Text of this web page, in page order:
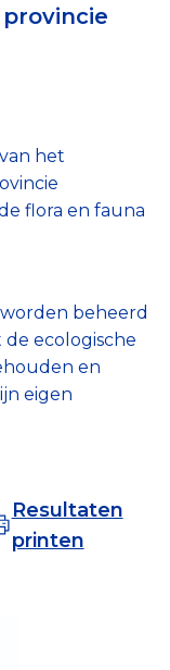
doelen
het
flora en fauna
beheerd
ecologische
en
eigen
Resultaten
printen